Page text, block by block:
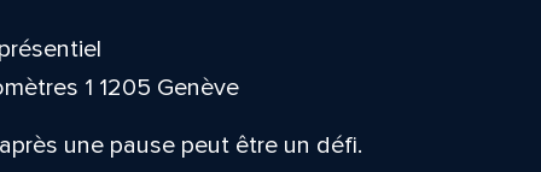
1 1205 Genève
une pause peut être un défi.